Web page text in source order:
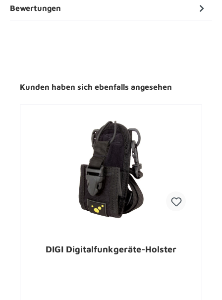
Bewertungen
Kunden haben sich ebenfalls angesehen
DIGI Digitalfunkgeräte-Holster